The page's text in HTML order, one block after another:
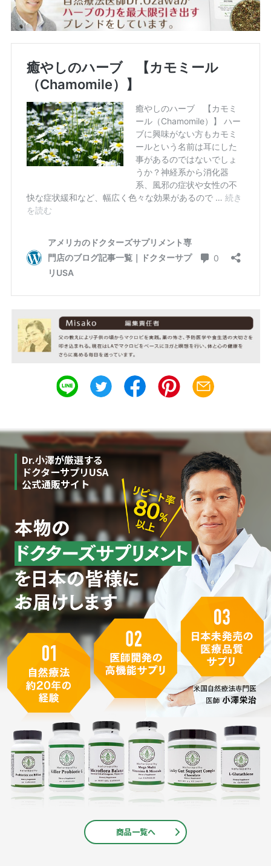
Dr.小澤が厳選する
ドクターサプリUSA
公式通販サイト
商品一覧へ